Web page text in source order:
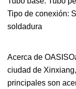
Tipo de conexión:
soldadura
Acerca de
ciudad de
principales son